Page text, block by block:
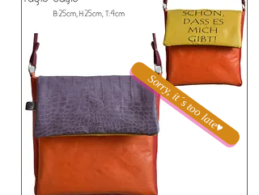
Sorry, it´s too late♥